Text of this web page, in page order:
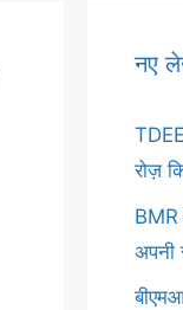
नए
रोज़
अपनी